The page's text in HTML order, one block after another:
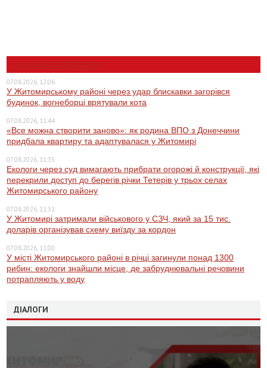
НОВИНИ ЖИТОМИРА
07.08.2026, 12:06
У Житомирському районі через удар блискавки загорівся
будинок, вогнеборці врятували кота
07.08.2026, 11:44
«Все можна створити заново»: як родина ВПО з Донеччини
придбала квартиру та адаптувалася у Житомирі
07.08.2026, 11:35
Екологи через суд вимагають прибрати огорожі й конструкції, які
перекрили доступ до берегів річки Тетерів у трьох селах
Житомирського району
07.08.2026, 11:31
У Житомирі затримали військового у СЗЧ, який за 15 тис.
доларів організував схему виїзду за кордон
07.08.2026, 11:00
У місті Житомирського районі в річці загинули понад 1300
рибин: екологи знайшли місце, де забруднювальні речовини
потрапляють у воду
ДІАЛОГИ